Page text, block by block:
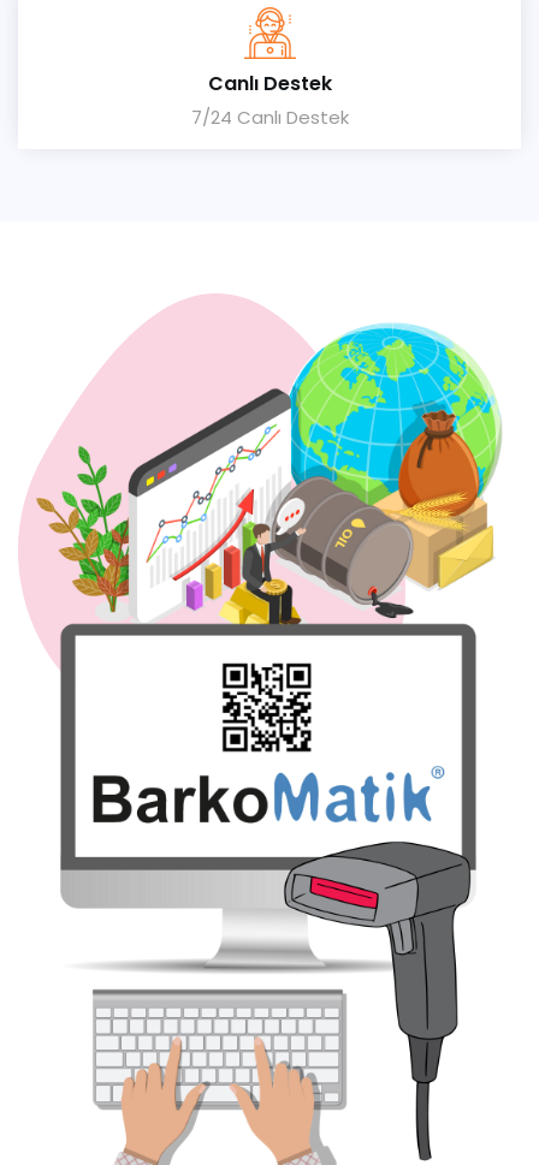
Canlı Destek
7/24 Canlı Destek